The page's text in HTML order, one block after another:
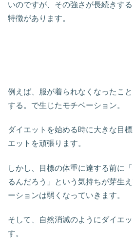
いのですが、その強さが長続きす
特徴があります。
例えば、服が着られなくなったこ
する。で生じたモチベーション。
ダイエットを始める時に大きな目
エットを頑張ります。
しかし、目標の体重に達する前に
るんだろう」という気持ちが芽生
ーションは弱くなっていきます。
そして、自然消滅のようにダイエ
す。